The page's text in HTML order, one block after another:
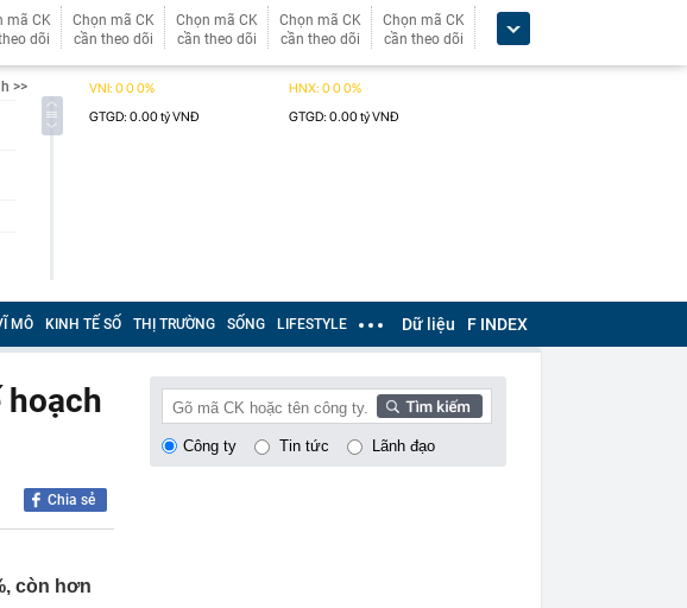
mã CK
dõi
Chọn mã CK
cần theo dõi
Chọn mã CK
cần theo dõi
Chọn mã CK
cần theo dõi
Chọn mã CK
cần theo dõi
>>
MÔ KINH TẾ SỐ THỊ TRƯỜNG SỐNG LIFESTYLE Dữ liệu F INDEX
hoạch
Chia sẻ
còn hơn
Công ty Tin tức Lãnh đạo